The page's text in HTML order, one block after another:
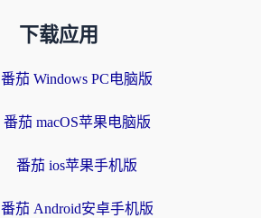
下载应用
番茄 Windows PC电脑版
番茄 macOS苹果电脑版
番茄 ios苹果手机版
番茄 Android安卓手机版